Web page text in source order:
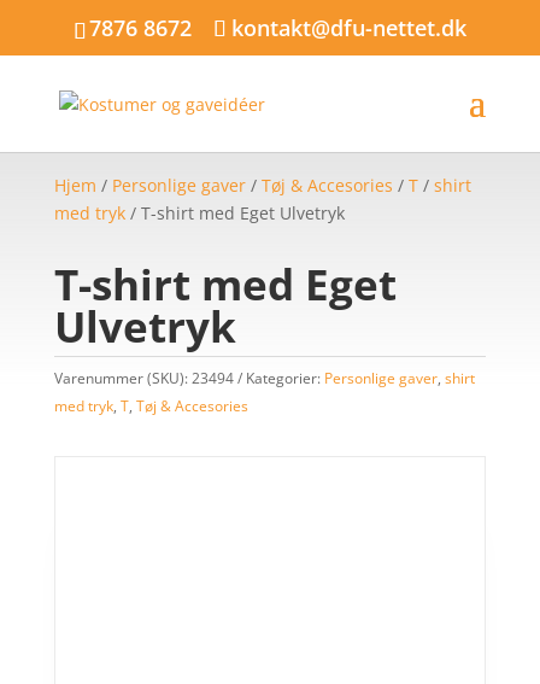
7876 8672 kontakt@dfu-nettet.dk
Hjem / Personlige gaver/ Tøj & Accesories / T/ shirt
med tryk/ T-shirt med Eget Ulvetryk
T-shirt med Eget
Ulvetryk
Varenummer (SKU):23494 Kategorier: Personlige gaver, shirt
med tryk, T, Tøj & Accesories